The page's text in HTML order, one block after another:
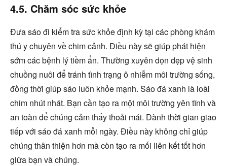
4.5. Chăm sóc sức khỏe
Đưa sáo đi kiểm tra sức khỏe định kỳ tại các phòng khám
thú y chuyên về chim cảnh. Điều này sẽ giúp phát hiện
sớm các bệnh lý tiềm ẩn. Thường xuyên dọn dẹp vệ sinh
chuồng nuôi để tránh tình trạng ô nhiễm môi trường sống,
đồng thời giúp sáo luôn khỏe mạnh. Sáo đá xanh là loài
chim nhút nhát. Bạn cần tạo ra một môi trường yên tĩnh và
an toàn để chúng cảm thấy thoải mái. Dành thời gian giao
tiếp với sáo đá xanh mỗi ngày. Điều này không chỉ giúp
chúng thân thiện hơn mà còn tạo ra mối liên kết tốt hơn
giữa bạn và chúng.